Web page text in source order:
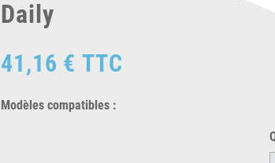
Daily
41,16 € TTC
Modèles compatibles :